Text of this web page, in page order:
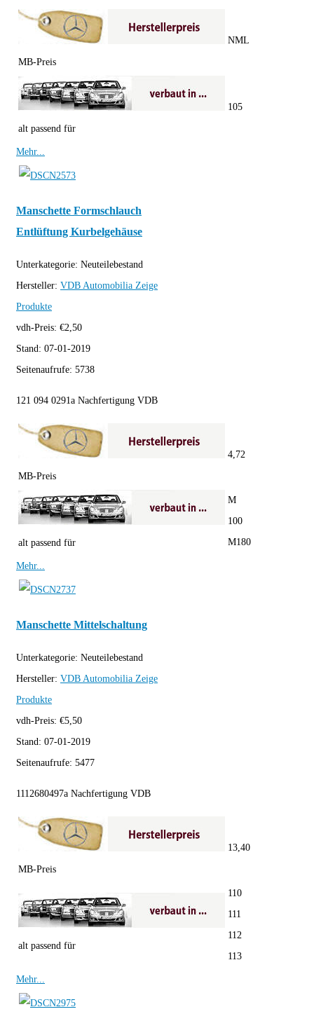
MB-Preis
NML
alt passend für
105
Mehr...
Manschette Formschlauch
Entlüftung Kurbelgehäuse
Unterkategorie: Neuteilebestand
Hersteller: VDB Automobilia Zeige
Produkte
vdh-Preis: €2,50
Stand: 07-01-2019
Seitenaufrufe: 5738
121 094 0291a Nachfertigung VDB
MB-Preis
4,72
alt passend für
M
100
M180
Mehr...
Manschette Mittelschaltung
Unterkategorie: Neuteilebestand
Hersteller: VDB Automobilia Zeige
Produkte
vdh-Preis: €5,50
Stand: 07-01-2019
Seitenaufrufe: 5477
1112680497a Nachfertigung VDB
MB-Preis
13,40
alt passend für
110
111
112
113
Mehr...